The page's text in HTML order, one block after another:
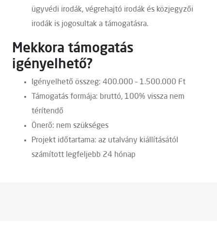
ügyvédi irodák, végrehajtó irodák és közjegyzői
irodák is jogosultak a támogatásra.
Mekkora támogatás
igényelhető?
Igényelhető összeg: 400.000 – 1.500.000 Ft
Támogatás formája: bruttó, 100% vissza nem
térítendő
Önerő: nem szükséges
Projekt időtartama: az utalvány kiállításától
számított legfeljebb 24 hónap